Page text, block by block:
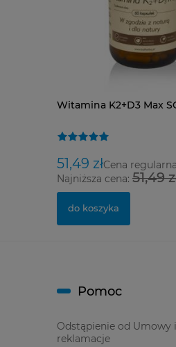
Witamina K2+D3 Max
51,49 złCena
Najniższa cena: 51,49
do koszyka
Pomoc
Odstąpienie od Umowy i
reklamacje